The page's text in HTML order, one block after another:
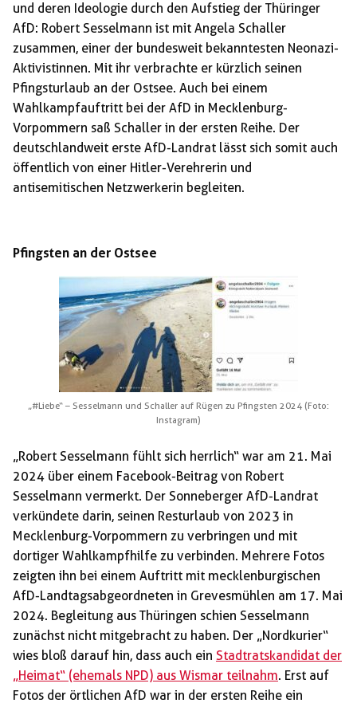
und deren Ideologie durch den Aufstieg der Thüringer
AfD: Robert Sesselmann ist mit Angela Schaller
zusammen, einer der bundesweit bekanntesten Neonazi-
Aktivistinnen. Mit ihr verbrachte er kürzlich seinen
Pfingsturlaub an der Ostsee. Auch bei einem
Wahlkampfauftritt bei der AfD in Mecklenburg-
Vorpommern saß Schaller in der ersten Reihe. Der
deutschlandweit erste AfD-Landrat lässt sich somit auch
öffentlich von einer Hitler-Verehrerin und
antisemitischen Netzwerkerin begleiten.
Pfingsten an der Ostsee
„#Liebe“ – Sesselmann und Schaller auf Rügen zu Pfingsten 2024 (Foto:
Instagram)
„Robert Sesselmann fühlt sich herrlich“ war am 21. Mai
2024 über einem Facebook-Beitrag von Robert
Sesselmann vermerkt. Der Sonneberger AfD-Landrat
verkündete darin, seinen Resturlaub von 2023 in
Mecklenburg-Vorpommern zu verbringen und mit
dortiger Wahlkampfhilfe zu verbinden. Mehrere Fotos
zeigten ihn bei einem Auftritt mit mecklenburgischen
AfD-Landtagsabgeordneten in Grevesmühlen am 17. Mai
2024. Begleitung aus Thüringen schien Sesselmann
zunächst nicht mitgebracht zu haben. Der „Nordkurier“
wies bloß darauf hin, dass auch ein Stadtratskandidat der
„Heimat“ (ehemals NPD) aus Wismar teilnahm. Erst auf
Fotos der örtlichen AfD war in der ersten Reihe ein